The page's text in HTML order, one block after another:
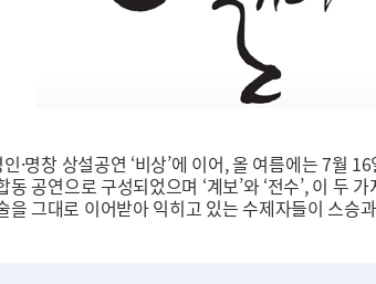
·명창 상설공연 ‘비상’에 이어, 올 여름에는 7월
공연으로 구성되었으며 ‘계보’와 ‘전수’, 이
을 그대로 이어받아 익히고 있는 수제자들이 스승